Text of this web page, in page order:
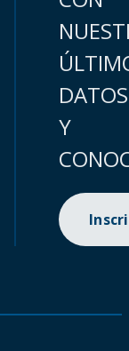
DATOS
Y